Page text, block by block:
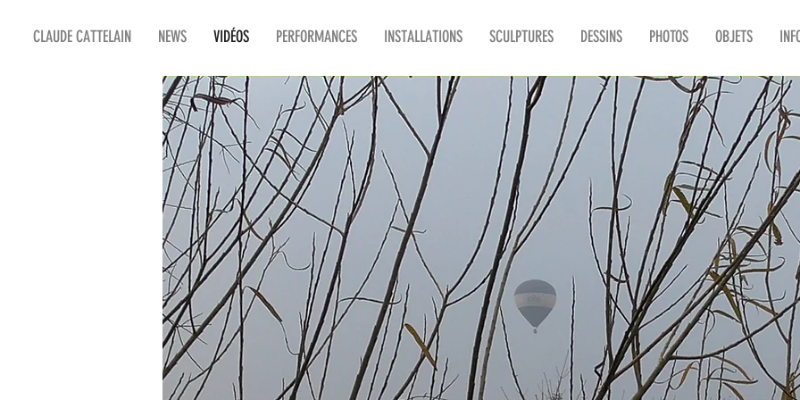
CLAUDE CATTELAIN NEWS VIDÉOS PERFORMANCES INSTALLATIONS SCULPTURES DESSINS PHOTOS OBJETS